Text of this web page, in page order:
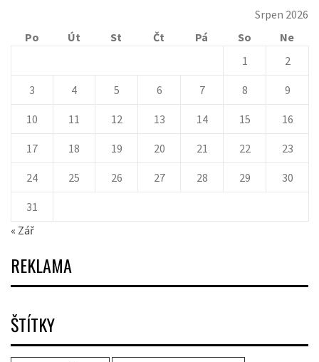
Srpen 2026
Po
Út St Čt Pá So
Ne
1
2
3 4 5 6 7 8 9
10 11 12 13 14 15 16
17 18 19 20 21 22 23
24 25 26 27 28 29 30
31
« Zář
REKLAMA
ŠTÍTKY